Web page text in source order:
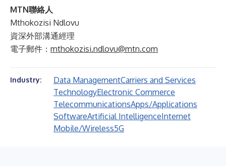
MTN聯絡人
Mthokozisi Ndlovu
資深外部溝通經理
電子郵件： mthokozisi.ndlovu@mtn.com
Industry: Data ManagementCarriers and Services
TechnologyElectronic Commerce
TelecommunicationsApps/Applications
SoftwareArtificial IntelligenceInternet
Mobile/Wireless5G